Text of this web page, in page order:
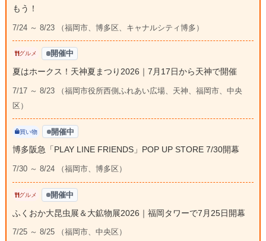
もう！
7/24 ～ 8/23 （福岡市、博多区、キャナルシティ博多）
グルメ 開催中
夏はホークス！天神夏まつり2026｜7月17日から天神で開催
7/17 ～ 8/23 （福岡市役所西側ふれあい広場、天神、福岡市、中央
区）
買い物 開催中
博多阪急「PLAY LINE FRIENDS」POP UP STORE 7/30開幕
7/30 ～ 8/24 （福岡市、博多区）
グルメ 開催中
ふくおか大昆虫展＆大鉱物展2026｜福岡タワーで7月25日開幕
7/25 ～ 8/25 （福岡市、中央区）